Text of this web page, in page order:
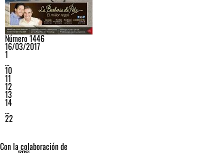
Número 1446
16/03/2017
1
…
10
11
12
13
14
…
22
Con la colaboración de